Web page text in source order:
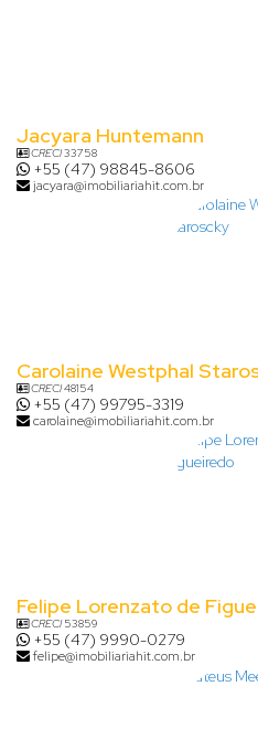
Jacyara Huntemann
CRECI33758
+55 (47) 98845-8606
jacyara@imobiliariahit.com.br
Carolaine Westphal
CRECI48154
+55 (47) 99795-3319
carolaine@imobiliariahit.com.br
Felipe Lorenzato de
CRECI53859
+55 (47) 9990-0279
felipe@imobiliariahit.com.br